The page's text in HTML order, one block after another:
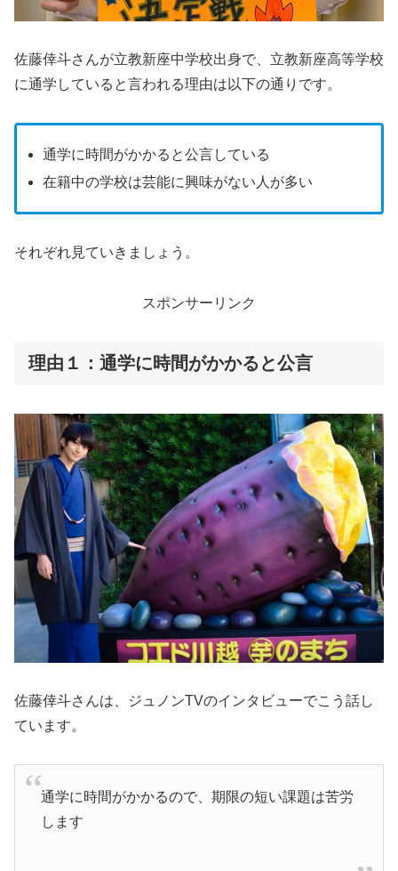
佐藤倖斗さんが立教新座中学校出身で、立教新座高等学校
に通学していると言われる理由は以下の通りです。
通学に時間がかかると公言している
在籍中の学校は芸能に興味がない人が多い
それぞれ見ていきましょう。
スポンサーリンク
理由１：通学に時間がかかると公言
佐藤倖斗さんは、ジュノンTVのインタビューでこう話し
ています。
通学に時間がかかるので、期限の短い課題は苦労
します